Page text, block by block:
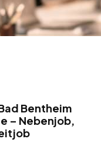
Bentheim
– Nebenjob,